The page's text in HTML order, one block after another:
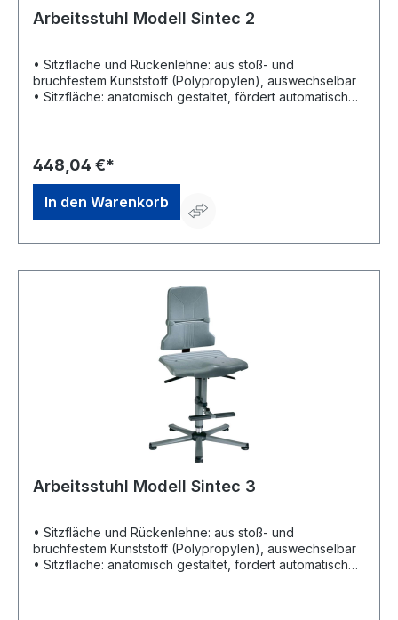
Arbeitsstuhl Modell Sintec 2
• Sitzfläche und Rückenlehne: aus stoß- und
bruchfestem Kunststoff (Polypropylen), auswechselbar
• Sitzfläche: anatomisch gestaltet, fördert automatisch
basaltgrau • Untergestell: kippsicheres Fußkreuz,
schwarz • Mit lastabhängig gebremsten Sicherheits-
Doppelrollen für harte Böden Eigenschaften: •
Sitzhöhenverstellung • Rückenlehnehöhenverstellung
448,04 €*
In den Warenkorb
Arbeitsstuhl Modell Sintec 3
• Sitzfläche und Rückenlehne: aus stoß- und
bruchfestem Kunststoff (Polypropylen), auswechselbar
• Sitzfläche: anatomisch gestaltet, fördert automatisch